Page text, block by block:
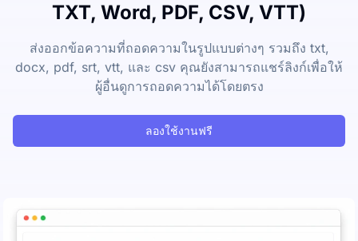
TXT, Word, PDF, CSV, VTT)
ส่งออกข้อความที่ถอดความในรูปแบบต่างๆ รวมถึง txt,
docx, pdf, srt, vtt, และ csv คุณยังสามารถแชร์ลิงก์เพื่อให้
ผู้อื่นดูการถอดความได้โดยตรง
ลองใช้งานฟรี